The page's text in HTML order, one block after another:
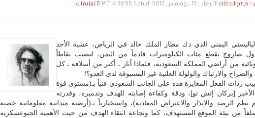
- صلاح الدكاكالأربعاء , 15 نـوفـمـبـر , 2017 الساعة 4:32:55 PM 0 تعليقات
اليمني الذي دك مطار الملك خالد في الرياض، عشية الأحد
أول صاروخ يقطع مئات الكيلومترات قادماً من اليمن، ليصيب نقاطاً
من أراضي المملكة السعودية، فلماذا أثار ـ أكثر من أسلافه ـ كل
والصراخ والارتباك والولولة العلنية غير المسبوقة لدى العدو؟!
ردات الفعل المغايرة هذه على الجانب السعودي فنياً بـ(مستوى قوة
[بركان إتش تو]، ودقة وكفاءة إصابته للهدف وتدميره، وقدرته
نظم الرصد والإنذار والاعتراض المعادية)، واستخبارياً بـ(أرضية ميدانية معلوماتية خصبة
من بيئة الموقع المستهدف، كما ونجاعة انتقاء الهدف من حيث الأهمية الجيوعسكرية